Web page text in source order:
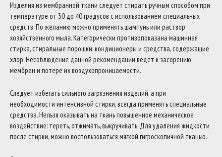
Изделия из мембранной ткани следует стирать ручным способом при
температуре от 30 до 40 градусов с использованием специальных
средств. По желанию можно применять шампунь или раствор
хозяйственного мыла. Категорически противопоказана машинная
стирка, стиральные порошки, кондиционеры и средства, содержащие
хлор. Несоблюдение данной рекомендации ведёт к засорению
мембран и потере их воздухопроницаемости.
Следует избегать сильного загрязнения изделий, а при
необходимости интенсивной стирки, всегда применять специальные
средства. Нельзя оказывать на ткань повышенное механическое
воздействие: тереть, отжимать, выкручивать. Для удаления жидкости
после стирки, можно воспользоваться мягкой гигроскопичной тканью.